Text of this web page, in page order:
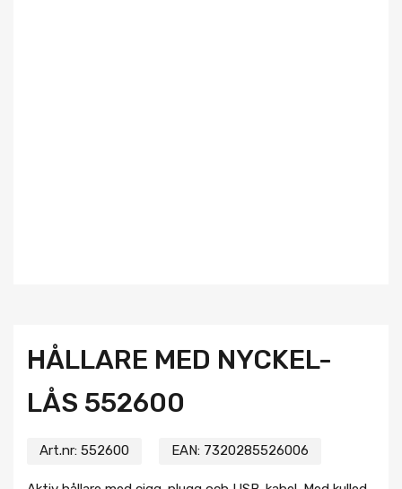
HÅLLARE MED NYCKEL-
LÅS 552600
Art.nr: 552600 EAN: 7320285526006